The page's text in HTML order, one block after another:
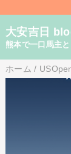
大安吉日
熊本で一口馬主
ホーム /